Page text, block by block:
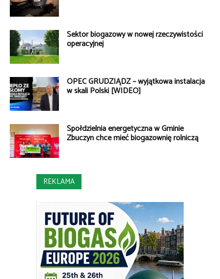
Sektor biogazowy w nowej rzeczywistości
operacyjnej
OPEC GRUDZIĄDZ – wyjątkowa instalacja
w skali Polski [WIDEO]
Spółdzielnia energetyczna w Gminie
Zbuczyn chce mieć biogazownię rolniczą
REKLAMA